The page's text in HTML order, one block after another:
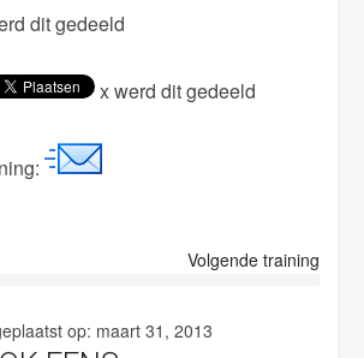
dit gedeeld
x werd dit gedeeld
Volgende training
op: maart 31, 2013